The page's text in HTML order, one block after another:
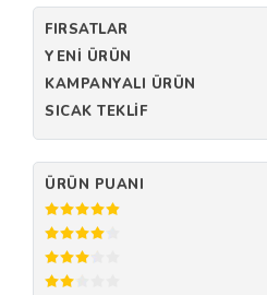
FIRSATLAR
YENI ÜRÜN
KAMPANYALI ÜRÜN
SICAK TEKLIF
ÜRÜN PUANI